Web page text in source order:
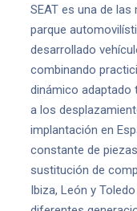
SEAT es una de
parque
desarrollado
combinando
dinámico adaptado
a los
implantación en
constante de
sustitución de
Ibiza, León y